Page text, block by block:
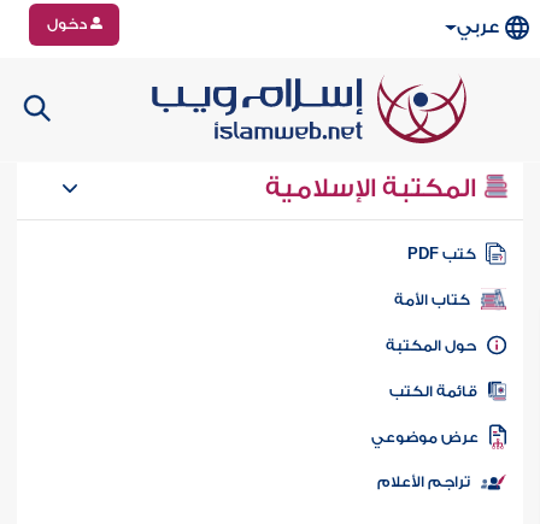
عربي دخول
المكتبة الإسلامية
كتب PDF
كتاب الأمة
المكتبة
الكتب
موضوعي